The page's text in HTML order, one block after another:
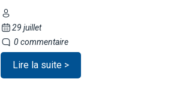
29 juillet
0 commentaire
Lire la suite >